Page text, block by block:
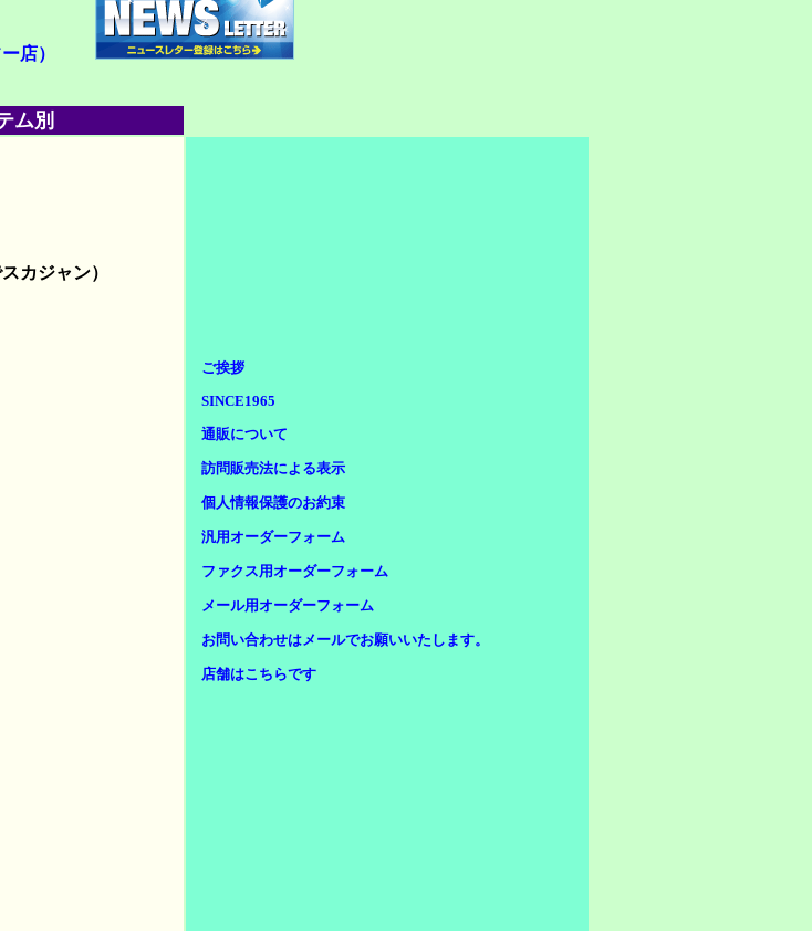
店）
ム別
カジャン）
ご挨拶
SINCE1965
通販について
訪問販売法による表示
個人情報保護のお約束
汎用オーダーフォーム
ファクス用オーダーフォーム
メール用オーダーフォーム
お問い合わせはメールでお願いいたします。
店舗はこちらです